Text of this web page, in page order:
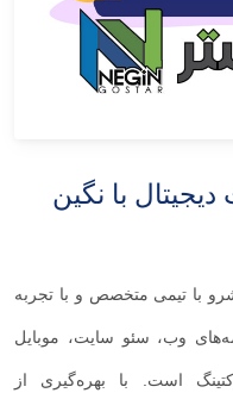
با نگین
با تیمی متخصص و با تجربه
وب، سئو سایت، موبایل
است. با بهره‌گیری از